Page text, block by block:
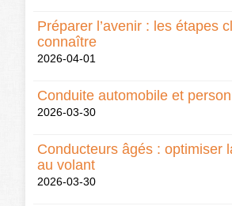
Préparer l’avenir : les étapes
connaître
2026-04-01
Conduite automobile et
2026-03-30
Conducteurs âgés : optimiser
au volant
2026-03-30